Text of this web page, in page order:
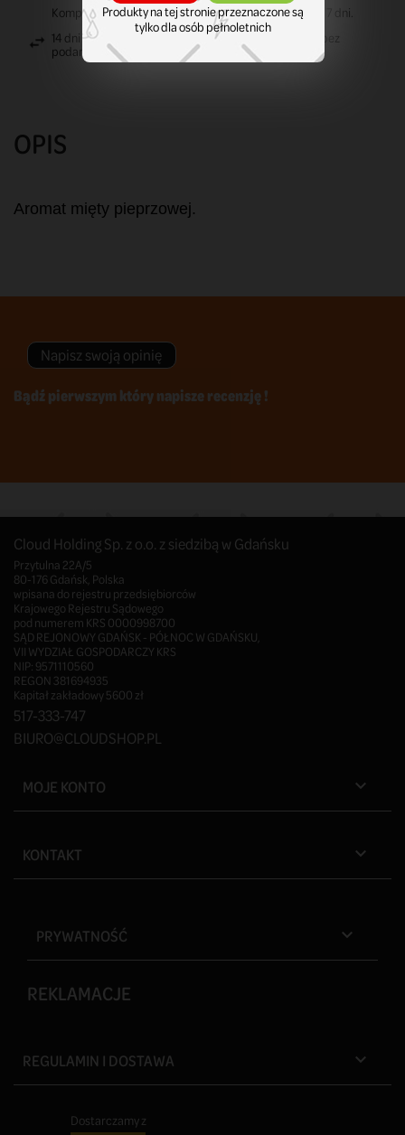
Kompletowanie zamówienia z odbiorem osobistym do 7 dni.
14 dni na zwrot towaru. Masz prawo do zwrotu towaru bez
podania przyczyny.
OPIS
Aromat mięty pieprzowej.
Napisz swoją opinię
Bądź pierwszym który napisze recenzję !
Cloud Holding Sp. z o.o. z siedzibą w Gdańsku
Przytulna 22A/5
80-176 Gdańsk, Polska
wpisana do rejestru przedsiębiorców
Krajowego Rejestru Sądowego
pod numerem KRS 0000998700
SĄD REJONOWY GDAŃSK - PÓŁNOC W GDAŃSKU,
VII WYDZIAŁ GOSPODARCZY KRS
NIP: 9571110560
REGON 381694935
Kapitał zakładowy 5600 zł
517-333-747
BIURO@CLOUDSHOP.PL
MOJE KONTO 
KONTAKT 
PRYWATNOŚĆ 
REKLAMACJE
REGULAMIN I DOSTAWA 
Dostarczamy z
Produkty na tej stronie przeznaczone są
tylko dla osób pełnoletnich